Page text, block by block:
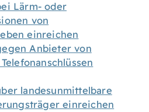
Lärm- oder
von
einreichen
Anbieter von
landesunmittelbare
einreichen